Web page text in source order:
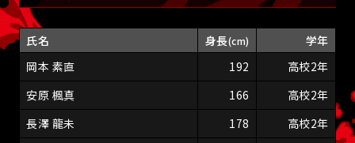
氏名 身長(cm)
学年
岡本 素直
192
高校2年
安原 楓真
166
高校2年
長澤 龍未
178
高校2年